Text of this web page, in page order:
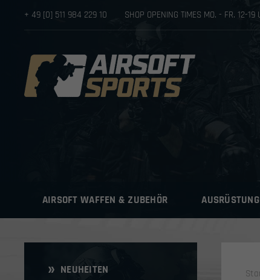
+ 49 [0] 511 984 229 10 SHOP OPENING TIMES MO. - FR. 12-
AIRSOFT WAFFEN & ZUBEHÖR AUSRÜSTUNG
NEUHEITEN